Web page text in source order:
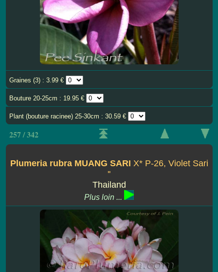
Graines (3) : 3.99 €
Bouture 20-25cm : 19.95 €
Plant (bouture racinee) 25-30cm : 30.59 €
257 / 342
Plumeria rubra MUANG SARI X* P-26, Violet Sari
''
Thailand
Plus loin ...